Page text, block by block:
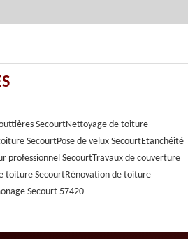
SecourtNettoyage de toiture
SecourtPose de velux SecourtEtanchéité
professionnel SecourtTravaux de couverture
toiture SecourtRénovation de toiture
Secourt 57420